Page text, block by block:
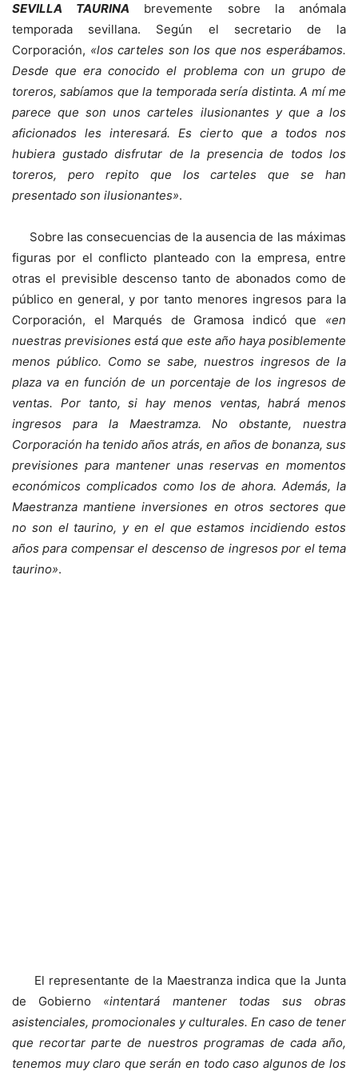
SEVILLA TAURINA brevemente sobre la anómala
temporada sevillana. Según el secretario de la
Corporación, «los carteles son los que nos esperábamos.
Desde que era conocido el problema con un grupo de
toreros, sabíamos que la temporada sería distinta. A mí me
parece que son unos carteles ilusionantes y que a los
aficionados les interesará. Es cierto que a todos nos
hubiera gustado disfrutar de la presencia de todos los
toreros, pero repito que los carteles que se han
presentado son ilusionantes».
Sobre las consecuencias de la ausencia de las máximas
figuras por el conflicto planteado con la empresa, entre
otras el previsible descenso tanto de abonados como de
público en general, y por tanto menores ingresos para la
Corporación, el Marqués de Gramosa indicó que «en
nuestras previsiones está que este año haya posiblemente
menos público. Como se sabe, nuestros ingresos de la
plaza va en función de un porcentaje de los ingresos de
ventas. Por tanto, si hay menos ventas, habrá menos
ingresos para la Maestramza. No obstante, nuestra
Corporación ha tenido años atrás, en años de bonanza, sus
previsiones para mantener unas reservas en momentos
económicos complicados como los de ahora. Además, la
Maestranza mantiene inversiones en otros sectores que
no son el taurino, y en el que estamos incidiendo estos
años para compensar el descenso de ingresos por el tema
taurino».
El representante de la Maestranza indica que la Junta
de Gobierno «intentará mantener todas sus obras
asistenciales, promocionales y culturales. En caso de tener
que recortar parte de nuestros programas de cada año,
tenemos muy claro que serán en todo caso algunos de los